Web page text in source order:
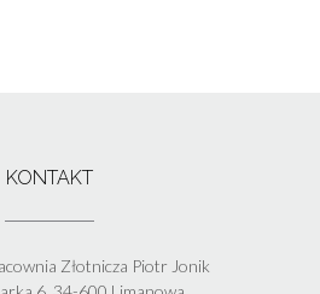
KONTAKT
Złotnicza Piotr Jonik